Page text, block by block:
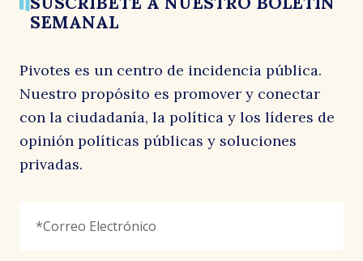
SEMANAL
señala
Electrónico *
Pivotes es un centro de incidencia pública.
Nuestro propósito es promover y conectar
con la ciudadanía, la política y los líderes de
opinión políticas públicas y soluciones
privadas.